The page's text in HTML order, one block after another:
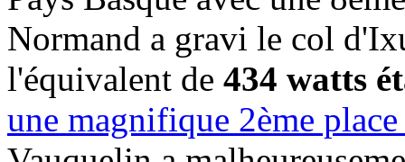
Normand a gravi le col
l'équivalent de 434 watts
une magnifique 2ème